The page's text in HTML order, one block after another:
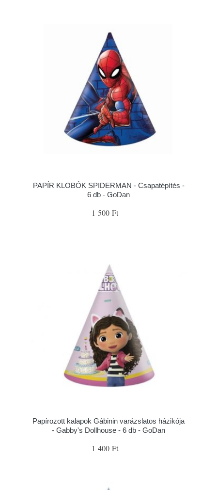
PAPÍR KLOBÓK SPIDERMAN - Csapatépítés -
6 db - GoDan
1 500 Ft
Papírozott kalapok Gábinin varázslatos házikója
- Gabby's Dollhouse - 6 db - GoDan
1 400 Ft